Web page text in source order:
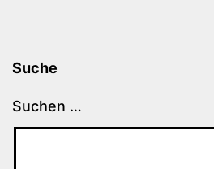
Suche
Suchen …